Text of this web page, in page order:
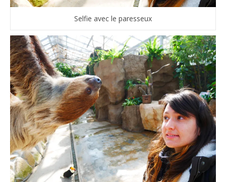
Selfie avec le paresseux